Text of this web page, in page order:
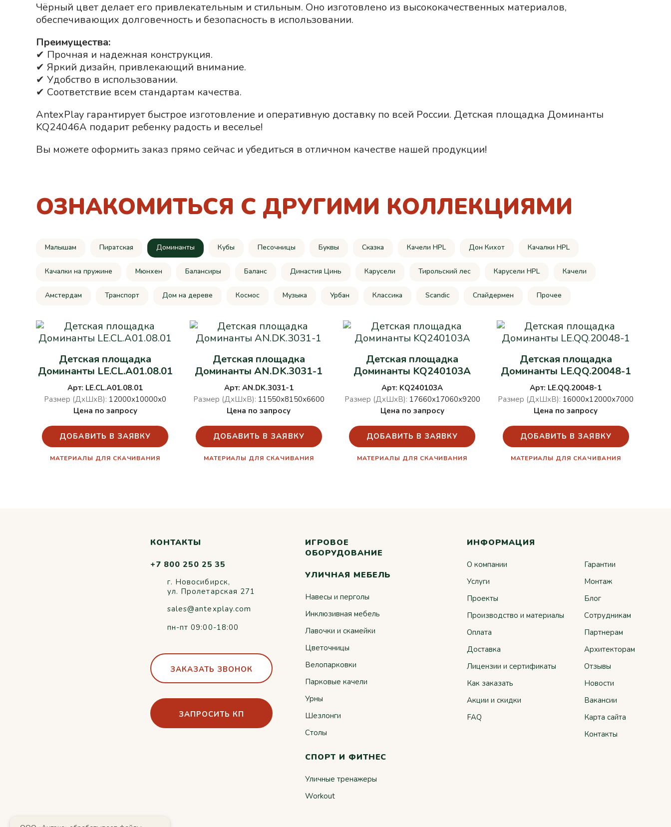
Чёрный цвет делает его привлекательным и стильным. Оно изготовлено из высококачественных материалов,
обеспечивающих долговечность и безопасность в использовании.
Преимущества:
✔ Прочная и надежная конструкция.
✔ Яркий дизайн, привлекающий внимание.
✔ Удобство в использовании.
✔ Соответствие всем стандартам качества.
AntexPlay гарантирует быстрое изготовление и оперативную доставку по всей России. Детская площадка Доминанты
KQ24046A подарит ребенку радость и веселье!
Вы можете оформить заказ прямо сейчас и убедиться в отличном качестве нашей продукции!
ОЗНАКОМИТЬСЯ С ДРУГИМИ КОЛЛЕКЦИЯМИ
Малышам Пиратская Доминанты Кубы Песочницы Буквы Сказка Качели HPL Дон Кихот Качалки HPL
Качалки на пружине Мюнхен Балансиры Баланс Династия Цинь Карусели Тирольский лес Карусели HPL Качели
Амстердам Транспорт Дом на дереве Космос Музыка Урбан Классика Scandic Спайдермен Прочее
Детская площадка
Доминанты LE.CL.A01.08.01
Арт: LE.CL.A01.08.01
Размер (ДхШхВ): 12000х10000х0
Цена по запросу
ДОБАВИТЬ В ЗАЯВКУ
МАТЕРИАЛЫ ДЛЯ СКАЧИВАНИЯ
Детская площадка
Доминанты AN.DK.3031-1
Арт: AN.DK.3031-1
Размер (ДхШхВ): 11550х8150х6600
Цена по запросу
ДОБАВИТЬ В ЗАЯВКУ
МАТЕРИАЛЫ ДЛЯ СКАЧИВАНИЯ
Детская площадка
Доминанты KQ240103A
Арт: KQ240103A
Размер (ДхШхВ): 17660х17060х9200
Цена по запросу
ДОБАВИТЬ В ЗАЯВКУ
МАТЕРИАЛЫ ДЛЯ СКАЧИВАНИЯ
Детская площадка
Доминанты LE.QQ.20048-1
Арт: LE.QQ.20048-1
Размер (ДхШхВ): 16000х12000х7000
Цена по запросу
ДОБАВИТЬ В ЗАЯВКУ
МАТЕРИАЛЫ ДЛЯ СКАЧИВАНИЯ
КОНТАКТЫ
+7 800 250 25 35
г. Новосибирск,
ул. Пролетарская 271
sales@antexplay.com
пн-пт 09:00-18:00
ЗАКАЗАТЬ ЗВОНОК
ЗАПРОСИТЬ КП
ИГРОВОЕ
ОБОРУДОВАНИЕ
УЛИЧНАЯ МЕБЕЛЬ
Навесы и перголы
Инклюзивная мебель
Лавочки и скамейки
Цветочницы
Велопарковки
Парковые качели
Урны
Шезлонги
Столы
СПОРТ И ФИТНЕС
Уличные тренажеры
Workout
ИНФОРМАЦИЯ
О компании
Услуги
Проекты
Производство и материалы
Оплата
Доставка
Лицензии и сертификаты
Как заказать
Акции и скидки
FAQ
Гарантии
Монтаж
Блог
Сотрудникам
Партнерам
Архитекторам
Отзывы
Новости
Вакансии
Карта сайта
Контакты